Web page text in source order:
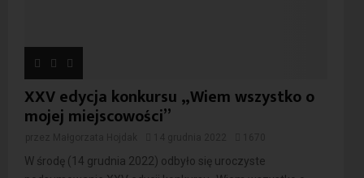
XXV edycja konkursu „Wiem wszystko o
mojej miejscowości”
W środę (14 grudnia 2022) odbyło się uroczyste